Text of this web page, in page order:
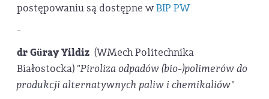
postępowaniu są dostępne wBIP PW
-
dr Güray Yildiz (WMech Politechnika
Białostocka) "Piroliza odpadów (bio-)polimerów do
produkcji alternatywnych paliw i chemikaliów"